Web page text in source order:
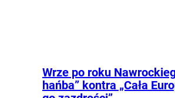
Wrze po roku
hańba” kontra „Cała